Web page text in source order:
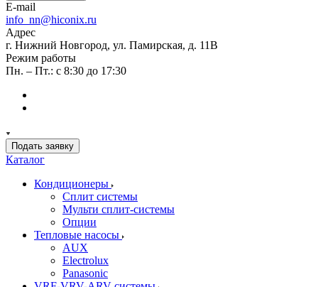
E-mail
info_nn@hiconix.ru
Адрес
г. Нижний Новгород, ул. Памирская, д. 11В
Режим работы
Пн. – Пт.: с 8:30 до 17:30
Подать заявку
Каталог
Кондиционеры
Сплит системы
Мульти сплит-системы
Опции
Тепловые насосы
AUX
Electrolux
Panasonic